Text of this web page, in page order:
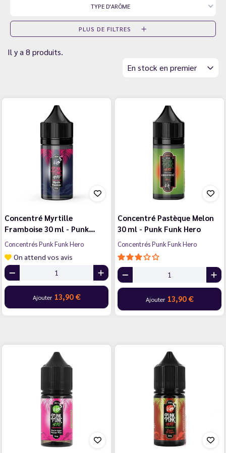
TYPE D'ARÔME
PLUS DE FILTRES
Il y a 8 produits.
En stock en premier
Concentré Myrtille
Framboise 30 ml - Punk…
Concentrés Punk Funk Hero
On attend vos avis
Ajouter 13,90 €
Concentré Pastèque Melon
30 ml - Punk Funk Hero
Concentrés Punk Funk Hero
Ajouter 13,90 €